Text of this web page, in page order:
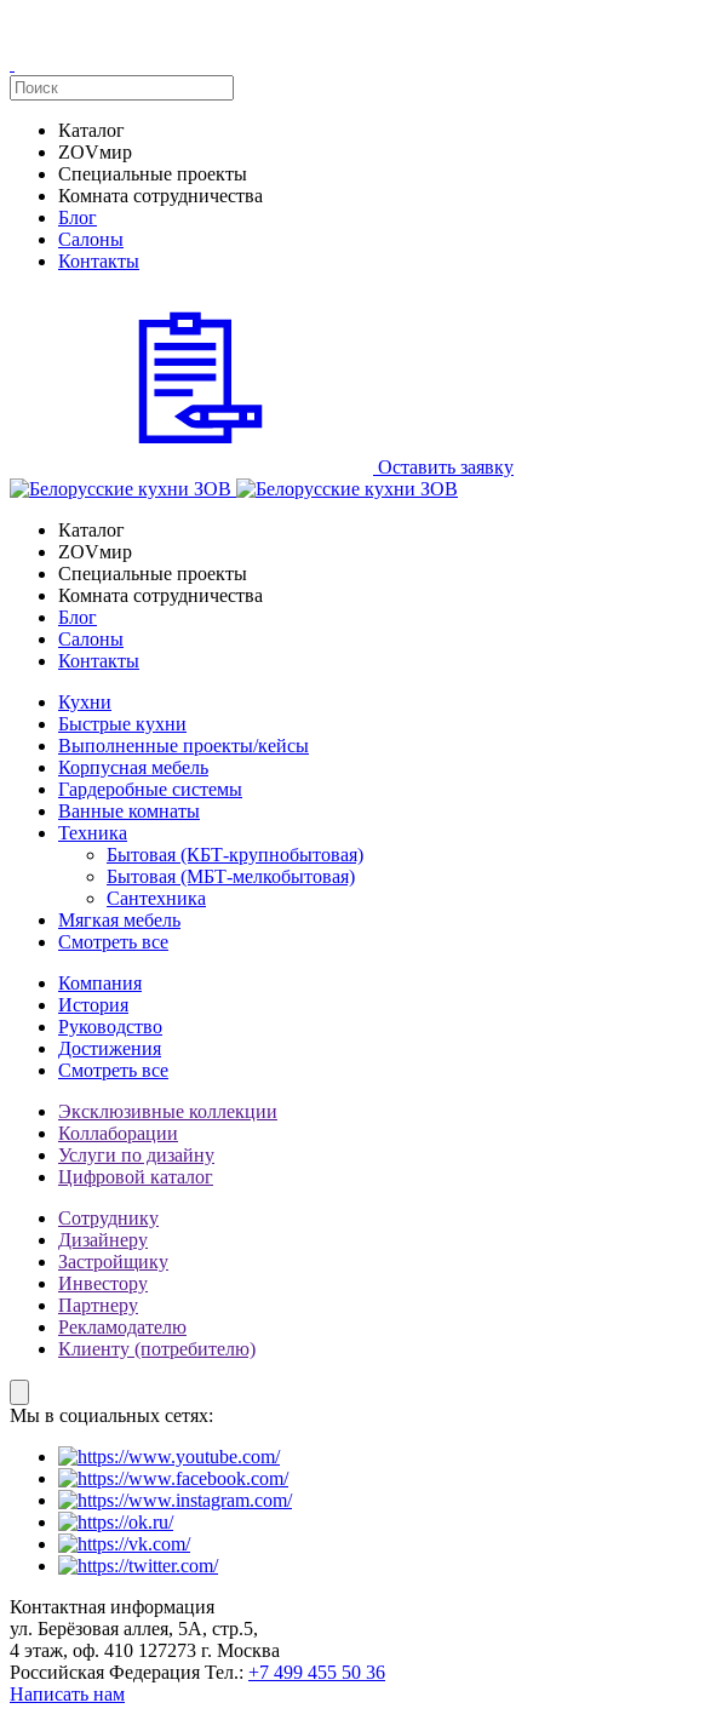
Каталог
ZOVмир
Специальные проекты
Комната сотрудничества
Блог
Салоны
Контакты
Оставить заявку
Каталог
ZOVмир
Специальные проекты
Комната сотрудничества
Блог
Салоны
Контакты
Кухни
Быстрые кухни
Выполненные проекты/кейсы
Корпусная мебель
Гардеробные системы
Ванные комнаты
Техника
Бытовая (КБТ-крупнобытовая)
Бытовая (МБТ-мелкобытовая)
Сантехника
Мягкая мебель
Смотреть все
Компания
История
Руководство
Достижения
Смотреть все
Эксклюзивные коллекции
Коллаборации
Услуги по дизайну
Цифровой каталог
Сотруднику
Дизайнеру
Застройщику
Инвестору
Партнеру
Рекламодателю
Клиенту (потребителю)
Мы в социальных сетях:
Контактная информация
ул. Берёзовая аллея, 5А, стр.5,
4 этаж, оф. 410 127273 г. Москва
Российская Федерация Тел.: +7 499 455 50 36
Написать нам